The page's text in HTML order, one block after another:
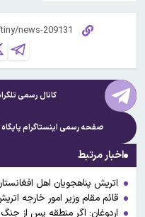
کانال رسمی
صفحه رسمی اینستاگرام
اخبار مرتبط
اتریش پناهجویان اهل
قائم‌ مقام وزیر امور خارجه
اردوغان: اگر منطقه پس از